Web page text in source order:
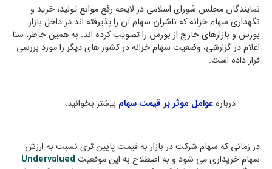
نمایندگان مجلس شورای اسلامی در لایحه رفع موانع تولید، خرید و
نگهداری سهام خزانه که ناشران سهام آن را پذیرفته اند در داخل بازار
بورس و بازارهای خارج از بورس را تصویب کرده اند. به همین خاطر، سنا
اعلام در گزارشی، وضعیت سهام خزانه در کشور های دیگر را مورد بررسی
قرار داده است.
دربارهعوامل موثر بر قیمت سهام بیشتر بخوانید.
در زمانی که سهام شرکت در بازار به قیمت پایین تری نسبت به ارزش
سهام خریداری می شود و به اصطلاح به این موقعیت Undervalued